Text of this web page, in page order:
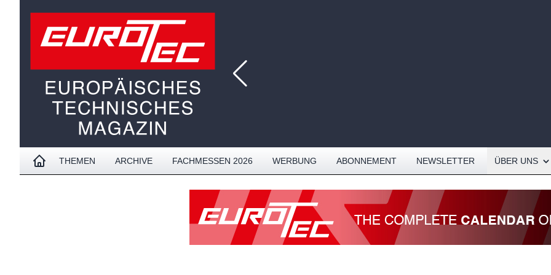
THEMEN ARCHIVE FACHMESSEN 2026 WERBUNG ABONNEMENT NEWSLETTER
ÜBER UNS